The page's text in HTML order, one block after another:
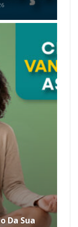
Da Sua